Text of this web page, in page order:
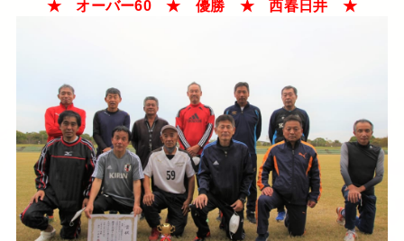
★ オーバー60 ★ 優勝 ★ 西春日井 ★